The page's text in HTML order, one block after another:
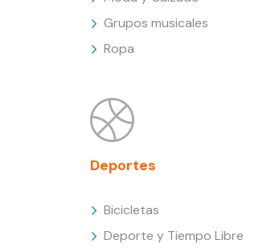
Grupos musicales
Ropa
Deportes
Bicicletas
Deporte y Tiempo Libre